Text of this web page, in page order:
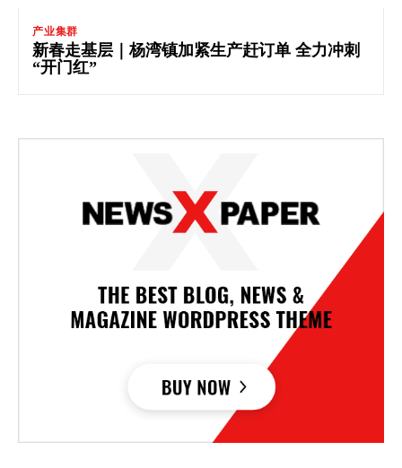
产业集群
新春走基层｜杨湾镇加紧生产赶订单 全力冲刺
“开门红”